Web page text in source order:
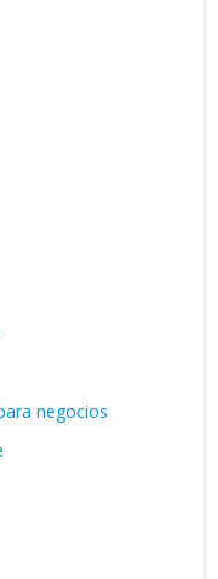
negocios